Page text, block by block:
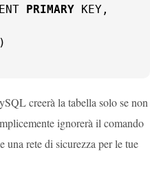
PRIMARY KEY,
)
creerà la tabella solo se non
ignorerà il comando
una rete di sicurezza per le tue